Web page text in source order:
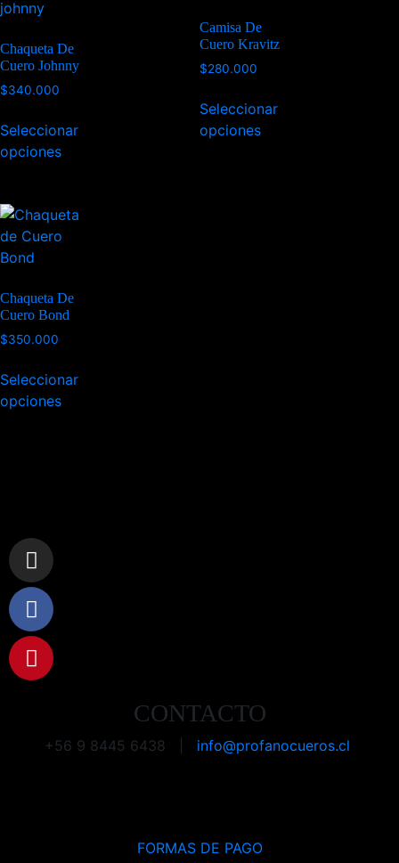
Chaqueta De
Cuero Johnny
$340.000
Seleccionar
opciones
Camisa De
Cuero Kravitz
$280.000
Seleccionar
opciones
Chaqueta De
Cuero Bond
$350.000
Seleccionar
opciones
CONTACTO
+56 9 8445 6438 | info@profanocueros.cl
FORMAS DE PAGO